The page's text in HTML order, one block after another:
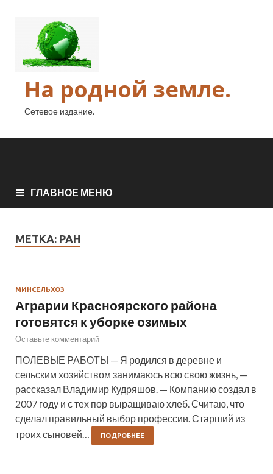
На родной земле.
Сетевое издание.
ГЛАВНОЕ МЕНЮ
МЕТКА: РАН
МИНСЕЛЬХОЗ
Аграрии Красноярского района
готовятся к уборке озимых
Оставьте комментарий
ПОЛЕВЫЕ РАБОТЫ — Я родился в деревне и
сельским хозяйством занимаюсь всю свою жизнь, —
рассказал Владимир Кудряшов. — Компанию создал в
2007 году и с тех пор выращиваю хлеб. Считаю, что
сделал правильный выбор профессии. Старший из
троих сыновей…
ПОДРОБНЕЕ